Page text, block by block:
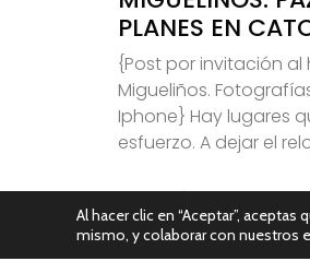
PLANES EN
{Post por invitación al
Migueliños.
Iphone} Hay lugares
esfuerzo. A dejar el
Leer Más
Al hacer clic en “Aceptar”,
mismo, y colaborar con nuestros